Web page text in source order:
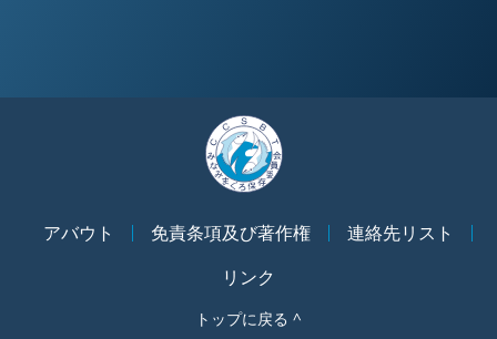
アバウト 免責条項及び著作権
連絡先リスト
リンク
トップに戻る ^